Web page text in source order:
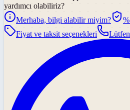
yardımcı olabiliriz?
Merhaba, bilgi alabilir miyim?
Fiyat ve taksit seçenekleri
Lütfen